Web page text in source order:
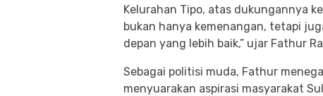
Kelurahan Tipo, atas dukungannya
bukan hanya kemenangan, tetapi
depan yang lebih baik,” ujar Fathur
Sebagai politisi muda, Fathur
menyuarakan aspirasi masyarakat